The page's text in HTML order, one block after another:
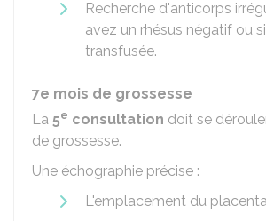
Recherche d'anticorps
avez un rhésus négatif ou
transfusée.
7e mois de grossesse
La 5e consultation doit se
de grossesse.
Une échographie précise :
L'emplacement du